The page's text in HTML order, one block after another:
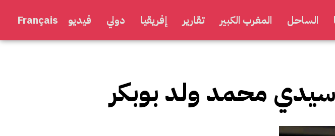
الساحل المغرب الكبير تقارير إفريقيا دولي فيديو Français
سيدي محمد ولد بوبكر